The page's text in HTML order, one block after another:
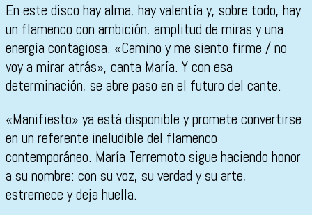
En este disco hay alma, hay valentía y, sobre todo, hay
un flamenco con ambición, amplitud de miras y una
energía contagiosa. «Camino y me siento firme / no
voy a mirar atrás», canta María. Y con esa
determinación, se abre paso en el futuro del cante.
«Manifiesto» ya está disponible y promete convertirse
en un referente ineludible del flamenco
contemporáneo. María Terremoto sigue haciendo honor
a su nombre: con su voz, su verdad y su arte,
estremece y deja huella.